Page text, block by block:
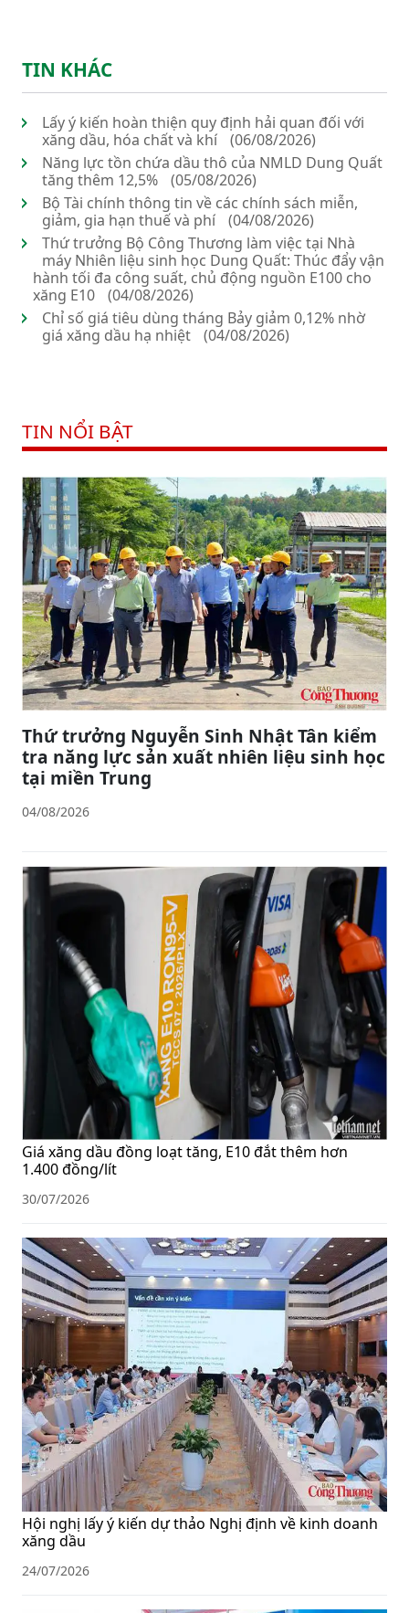
TIN KHÁC
Lấy ý kiến hoàn thiện quy định hải quan đối với
xăng dầu, hóa chất và khí
(06/08/2026)
Năng lực tồn chứa dầu thô của NMLD Dung Quất
tăng thêm 12,5%
(05/08/2026)
Bộ Tài chính thông tin về các chính sách miễn,
giảm, gia hạn thuế và phí
(04/08/2026)
Thứ trưởng Bộ Công Thương làm việc tại Nhà
máy Nhiên liệu sinh học Dung Quất: Thúc đẩy vận
hành tối đa công suất, chủ động nguồn E100 cho
xăng E10
(04/08/2026)
Chỉ số giá tiêu dùng tháng Bảy giảm 0,12% nhờ
giá xăng dầu hạ nhiệt
(04/08/2026)
TIN NỔI BẬT
Thứ trưởng Nguyễn Sinh Nhật Tân kiểm
tra năng lực sản xuất nhiên liệu sinh học
tại miền Trung
04/08/2026
Giá xăng dầu đồng loạt tăng, E10 đắt thêm hơn
1.400 đồng/lít
30/07/2026
Hội nghị lấy ý kiến dự thảo Nghị định về kinh doanh
xăng dầu
24/07/2026